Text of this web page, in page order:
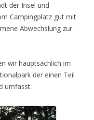
der Insel und
Campingplatz gut mit
Abwechslung zur
wir hauptsächlich im
der einen Teil
umfasst.